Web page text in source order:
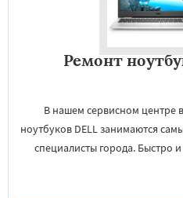
Ремонт
В нашем сервисном центре
ноутбуков DELL занимаются
специалисты города. Быстро